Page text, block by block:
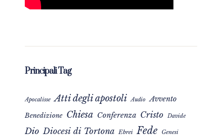
Principali Tag
Apocalisse Atti degli apostoli Audio Avvento
Benedizione Chiesa Conferenza Cristo Davide
Dio Diocesi di Tortona Ebrei Fede Genesi